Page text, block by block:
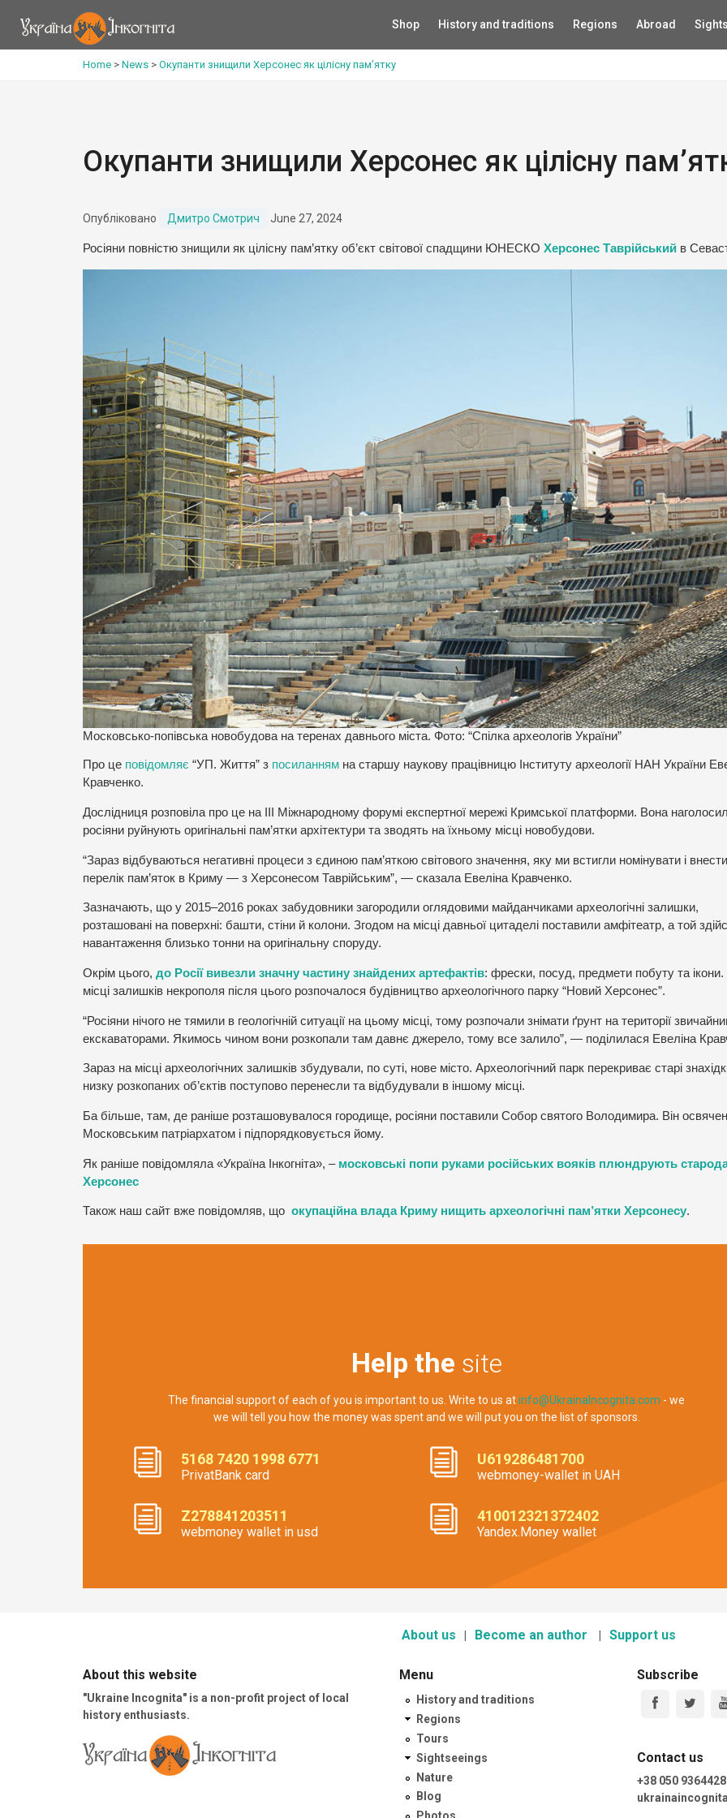
Shop History and traditions Regions Abroad
Home > News > Окупанти знищили Херсонес як цілісну пам’ятку
Окупанти знищили Херсонес як цілісну
Опубліковано Дмитро Смотрич June 27, 2024
Росіяни повністю знищили як цілісну пам’ятку об’єкт світової спадщини ЮНЕСКО Херсонес Таврійський в
Московсько-попівська новобудова на теренах давнього міста. Фото: “Спілка археологів України”
Про це повідомляє “УП. Життя” з посиланням на старшу наукову працівницю Інституту археології НАН України
Кравченко.
Дослідниця розповіла про це на ІІІ Міжнародному форумі експертної мережі Кримської платформи. Вона
росіяни руйнують оригінальні пам’ятки архітектури та зводять на їхньому місці новобудови.
“Зараз відбуваються негативні процеси з єдиною пам’яткою світового значення, яку ми встигли номінувати і
перелік пам’яток в Криму — з Херсонесом Таврійським”, — сказала Евеліна Кравченко.
Зазначають, що у 2015–2016 роках забудовники загородили оглядовими майданчиками археологічні залишки,
розташовані на поверхні: башти, стіни й колони. Згодом на місці давньої цитаделі поставили амфітеатр, а той
навантаження близько тонни на оригінальну споруду.
Окрім цього, до Росії вивезли значну частину знайдених артефактів: фрески, посуд, предмети побуту та
місці залишків некрополя після цього розпочалося будівництво археологічного парку “Новий Херсонес”.
“Росіяни нічого не тямили в геологічній ситуації на цьому місці, тому розпочали знімати ґрунт на території
екскаваторами. Якимось чином вони розкопали там давнє джерело, тому все залило”, — поділилася Евеліна
Зараз на місці археологічних залишків збудували, по суті, нове місто. Археологічний парк перекриває старі
низку розкопаних об’єктів поступово перенесли та відбудували в іншому місці.
Ба більше, там, де раніше розташовувалося городище, росіяни поставили Собор святого Володимира. Він
Московським патріархатом і підпорядковується йому.
Як раніше повідомляла «Україна Інкогніта», – московські попи руками російських вояків плюндрують
Херсонес
Також наш сайт вже повідомляв, що окупаційна влада Криму нищить археологічні пам’ятки Херсонесу.
Help the site
The financial support of each of you is important to us. Write to us atinfo@UkrainaIncognita.com - we
we will tell you how the money was spent and we will put you on the list of sponsors.
5168 7420 1998 6771
PrivatBank card
U619286481700
webmoney-wallet in UAH
Z278841203511
webmoney wallet in usd
410012321372402
Yandex.Money wallet
About us Become an author Support us
About this website
"Ukraine Incognita" is a non-profit project of local
history enthusiasts.
Menu
History and traditions
Regions
Tours
Sightseeings
Nature
Blog
Subscribe
Contact us
+38 050 9364428